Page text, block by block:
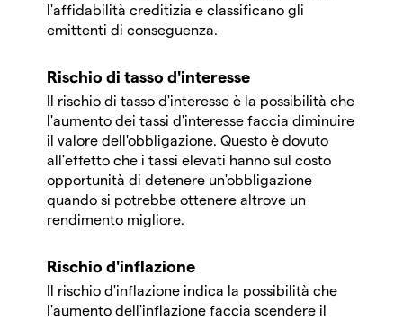
l'affidabilità creditizia e classificano gli
emittenti di conseguenza.
Rischio di tasso d'interesse
Il rischio di tasso d'interesse è la possibilità che
l'aumento dei tassi d'interesse faccia diminuire
il valore dell'obbligazione. Questo è dovuto
all'effetto che i tassi elevati hanno sul costo
opportunità di detenere un'obbligazione
quando si potrebbe ottenere altrove un
rendimento migliore.
Rischio d'inflazione
Il rischio d'inflazione indica la possibilità che
l'aumento dell'inflazione faccia scendere il